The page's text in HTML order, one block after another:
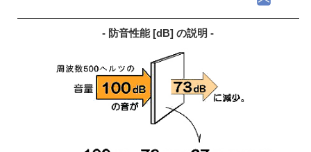
- 防音性能 [dB] の説明 -